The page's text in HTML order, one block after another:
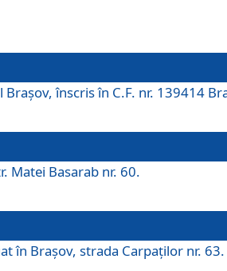
înscris în C.F. nr. 139414
Matei Basarab nr. 60.
în Brașov, strada Carpaților nr. 63.